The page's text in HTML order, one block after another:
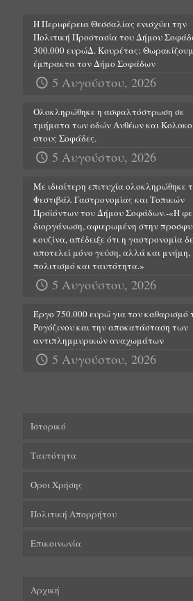
Η Περιφέρεια Θεσσαλίας ενισχύει την
Πολιτική Προστασία του Δήμου
300.000 ευρώΔ. Κουρέτας:
έμπρακτα τον Δήμο Σοφάδων
5 Αυγούστου, 2026
Ολοκληρώθηκε η ασφαλτόστρωση σε
τμήματα των οδών Ανθέων και
στους Σοφάδες.
5 Αυγούστου, 2026
Με ιδιαίτερη επιτυχία ολοκληρώθηκε
Φεστιβάλ Γαστρονομίας και Τοπικών
Προϊόντων του Δήμου Σοφάδων.-«Η
διοργάνωση, αφιερωμένη στην
κουζίνα, απέδειξε ότι η γαστρονομία
αποτελεί μόνο γεύση, αλλά και μνήμη,
πολιτισμό και ταυτότητα.»
5 Αυγούστου, 2026
Έργο 750.000 ευρώ για τον καθαρισμό
Ρογόζινου και την αποκατάσταση των
αντιπλημμυρικών αναχωμάτων
5 Αυγούστου, 2026
Ιστορικό
Ταυτότητα
Όροι Χρήσης
Πολιτική Απορρήτου
Επικοινωνία
Αρχική